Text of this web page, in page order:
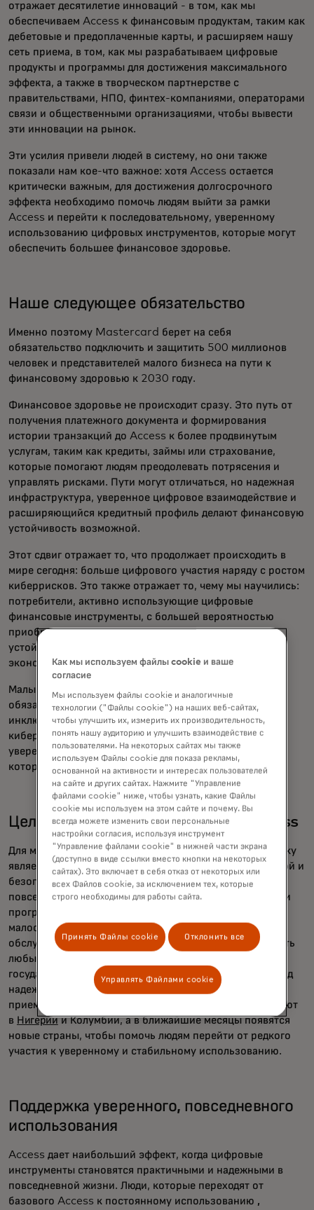
отражает десятилетие инноваций - в том, как мы
обеспечиваем Access к финансовым продуктам, таким как
дебетовые и предоплаченные карты, и расширяем нашу
сеть приема, в том, как мы разрабатываем цифровые
продукты и программы для достижения максимального
эффекта, а также в творческом партнерстве с
правительствами, НПО, финтех-компаниями, операторами
связи и общественными организациями, чтобы вывести
эти инновации на рынок.
Эти усилия привели людей в систему, но они также
показали нам кое-что важное: хотя Access остается
критически важным, для достижения долгосрочного
эффекта необходимо помочь людям выйти за рамки
Access и перейти к последовательному, уверенному
использованию цифровых инструментов, которые могут
обеспечить большее финансовое здоровье.
Наше следующее обязательство
Именно поэтому Mastercard берет на себя
обязательство подключить и защитить 500 миллионов
человек и представителей малого бизнеса на пути к
финансовому здоровью к 2030 году.
Финансовое здоровье не происходит сразу. Это путь от
получения платежного документа и формирования
истории транзакций до Access к более продвинутым
услугам, таким как кредиты, займы или страхование,
которые помогают людям преодолевать потрясения и
управлять рисками. Пути могут отличаться, но надежная
инфраструктура, уверенное цифровое взаимодействие и
расширяющийся кредитный профиль делают финансовую
устойчивость возможной.
Этот сдвиг отражает то, что продолжает происходить в
мире сегодня: больше цифрового участия наряду с ростом
киберрисков. Это также отражает то, чему мы научились:
потребители, активно использующие цифровые
финансовые инструменты, с большей вероятностью
приобретут дополнительные продукты, повышают
устойчивость и глубже вовлекаются в формальную
экономику.
Малый бизнес играет центральную роль в этом
обязательстве. Они являются двигателями роста и
инклюзивности, но всё чаще становятся объектом
киберпреступности. Когда они могут безопасно и
уверенно участвовать, они укрепляют сообщества,
которым служат.
Целенаправленное расширение Access
Для многих людей первым шагом в цифровую экономику
является не полноценный банковский счёт. Это простой и
безопасный способ получать деньги и оплачивать
повседневные нужды. Именно поэтому мы разработали
программы Essential Debit и Essential Prepaid для
малообеспеченных и не охваченных банковским
обслуживанием потребителей, позволяющие совершать
любые операции - от выплаты заработной платы и
государственных пособий до ежедневных покупок - под
надежной защитой доверия и охвата глобальной сети
приема карт Mastercard. Эти программы уже действуют
в Нигериии Колумбии, а в ближайшие месяцы появятся
новые страны, чтобы помочь людям перейти от редкого
участия к уверенному и стабильному использованию.
Поддержка уверенного, повседневного
использования
Access дает наибольший эффект, когда цифровые
инструменты становятся практичными и надежными в
повседневной жизни. Люди, которые переходят от
базового Access к постоянному использованию ,
Как мы используем файлы cookie и ваше
согласие
Мы используем файлы cookie и аналогичные
технологии ("Файлы cookie") на наших веб-сайтах,
чтобы улучшить их, измерить их производительность,
понять нашу аудиторию и улучшить взаимодействие с
пользователями. На некоторых сайтах мы также
используем Файлы cookie для показа рекламы,
основанной на активности и интересах пользователей
на сайте и других сайтах. Нажмите "Управление
файлами cookie" ниже, чтобы узнать, какие Файлы
cookie мы используем на этом сайте и почему. Вы
всегда можете изменить свои персональные
настройки согласия, используя инструмент
"Управление файлами cookie" в нижней части экрана
(доступно в виде ссылки вместо кнопки на некоторых
сайтах). Это включает в себя отказ от некоторых или
всех Файлов cookie, за исключением тех, которые
строго необходимы для работы сайта.
Принять Файлы cookie Отклонить все
Управлять Файлами cookie